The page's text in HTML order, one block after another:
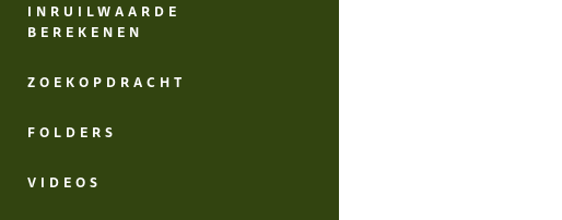
INRUILWAARDE
BEREKENEN
ZOEKOPDRACHT
FOLDERS
VIDEOS